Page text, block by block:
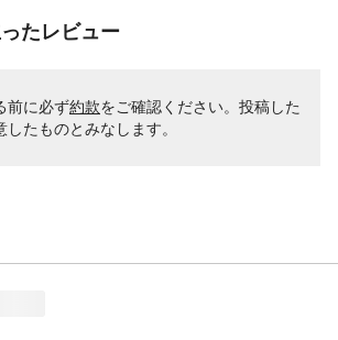
たレビュー
前に必ず約款をご確認ください。投稿した
たものとみなします。